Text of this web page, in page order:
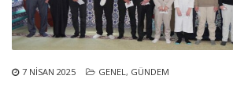
7 NISAN 2025 GENEL, GÜNDEM